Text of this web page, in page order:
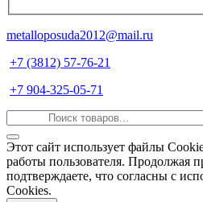
metalloposuda2012@mail.ru
+7 (3812) 57-76-21
+7 904-325-05-71
Этот сайт использует файлы
работы пользователя. Продолжая
подтверждаете, что согласны с
Cookies.